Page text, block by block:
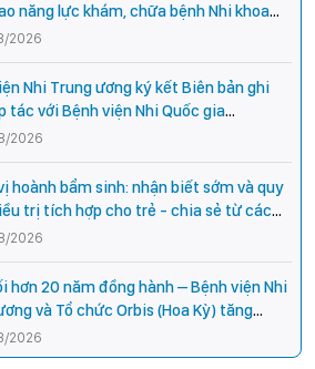
năng lực khám, chữa bệnh Nhi khoa
bộ y tế tại các tỉnh miền núi phía Bắc
2026
Nhi Trung ương ký kết Biên bản ghi
tác với Bệnh viện Nhi Quốc gia
2026
hoành bẩm sinh: nhận biết sớm và quy
trị tích hợp cho trẻ - chia sẻ từ các
hàng đầu của Bệnh Viện Nhi Trung
2026
hơn 20 năm đồng hành – Bệnh viện Nhi
và Tổ chức Orbis (Hoa Kỳ) tăng
tác, mở rộng cơ hội bảo vệ thị lực
Việt Nam
2026